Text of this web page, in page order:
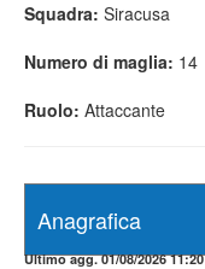
Squadra: Siracusa
Numero di maglia: 14
Ruolo: Attaccante
Ultimo agg. 01/08/2026 11:20